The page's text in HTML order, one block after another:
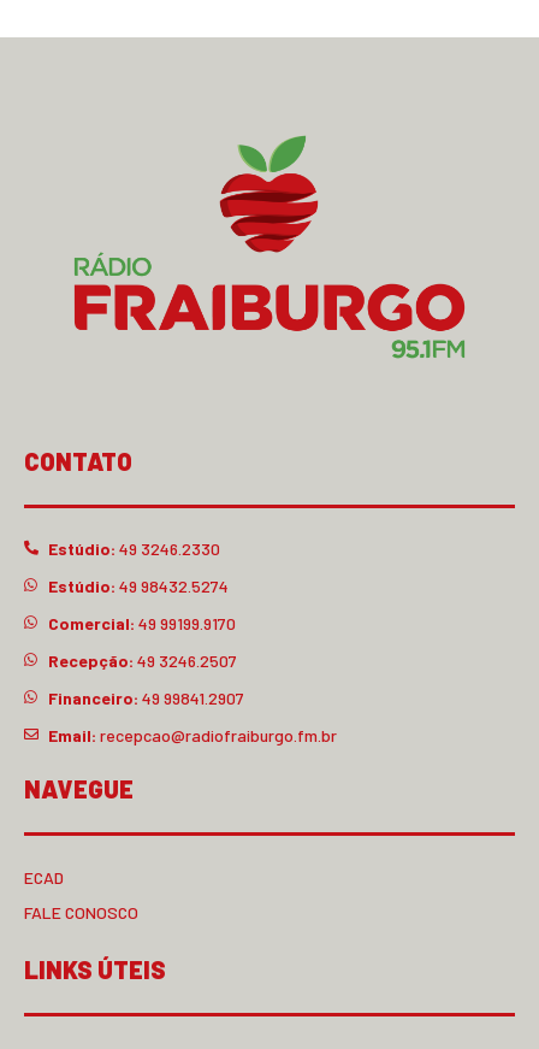
CONTATO
Estúdio: 49 3246.2330
Estúdio: 49 98432.5274
Comercial: 49 99199.9170
Recepção: 49 3246.2507
Financeiro: 49 99841.2907
Email: recepcao@radiofraiburgo.fm.br
NAVEGUE
ECAD
FALE CONOSCO
LINKS ÚTEIS